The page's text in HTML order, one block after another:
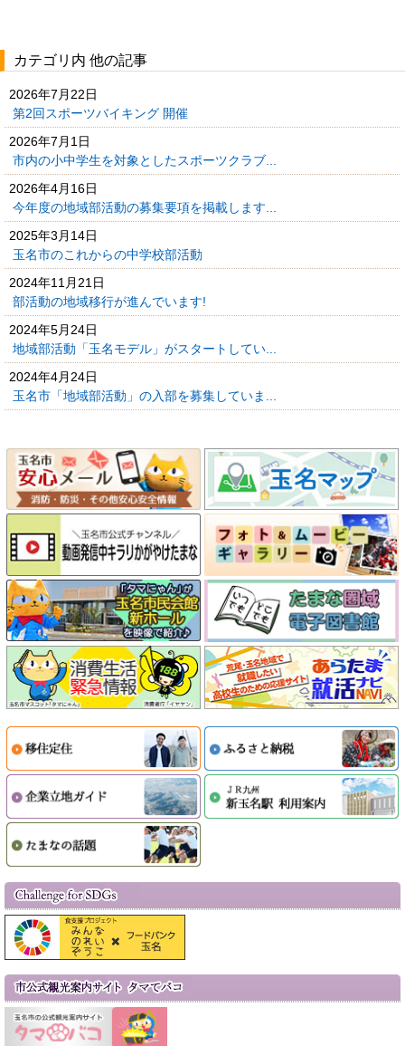
カテゴリ内 他の記事
2026年7月22日
第2回スポーツバイキング 開催
2026年7月1日
市内の小中学生を対象としたスポーツクラブ...
2026年4月16日
今年度の地域部活動の募集要項を掲載します...
2025年3月14日
玉名市のこれからの中学校部活動
2024年11月21日
部活動の地域移行が進んでいます!
2024年5月24日
地域部活動「玉名モデル」がスタートしてい...
2024年4月24日
玉名市「地域部活動」の入部を募集していま...